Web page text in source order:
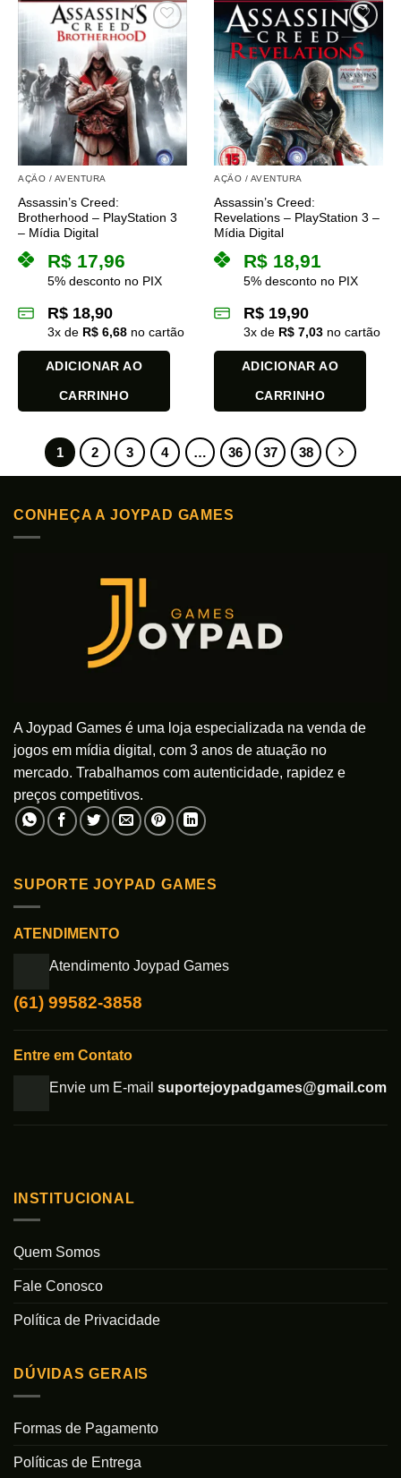
AÇÃO / AVENTURA
Assassin’s Creed:
Brotherhood – PlayStation 3
– Mídia Digital
R$ 17,96
5% desconto no PIX
R$ 18,90
3x de R$ 6,68 no cartão
ADICIONAR AO
CARRINHO
AÇÃO / AVENTURA
Assassin’s Creed:
Revelations – PlayStation 3 –
Mídia Digital
R$ 18,91
5% desconto no PIX
R$ 19,90
3x de R$ 7,03 no cartão
ADICIONAR AO
CARRINHO
1 2 3 4 … 36 37 38
CONHEÇA A JOYPAD GAMES
A Joypad Games é uma loja especializada na venda de
jogos em mídia digital, com 3 anos de atuação no
mercado. Trabalhamos com autenticidade, rapidez e
preços competitivos.
SUPORTE JOYPAD GAMES
ATENDIMENTO
Atendimento Joypad Games
(61) 99582-3858
Entre em Contato
Envie um E-mail suportejoypadgames@gmail.com
INSTITUCIONAL
Quem Somos
Fale Conosco
Política de Privacidade
DÚVIDAS GERAIS
Formas de Pagamento
Políticas de Entrega